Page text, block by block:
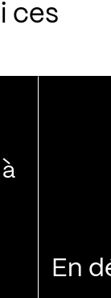
ces
En